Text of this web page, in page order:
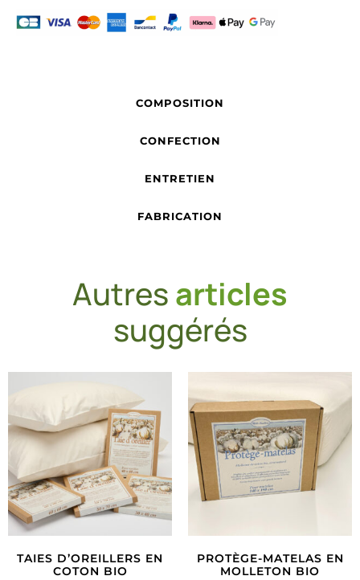
COMPOSITION
CONFECTION
ENTRETIEN
FABRICATION
Autresarticles
suggérés
TAIES D’OREILLERS EN
COTON BIO
PROTÈGE-MATELAS EN
MOLLETON BIO